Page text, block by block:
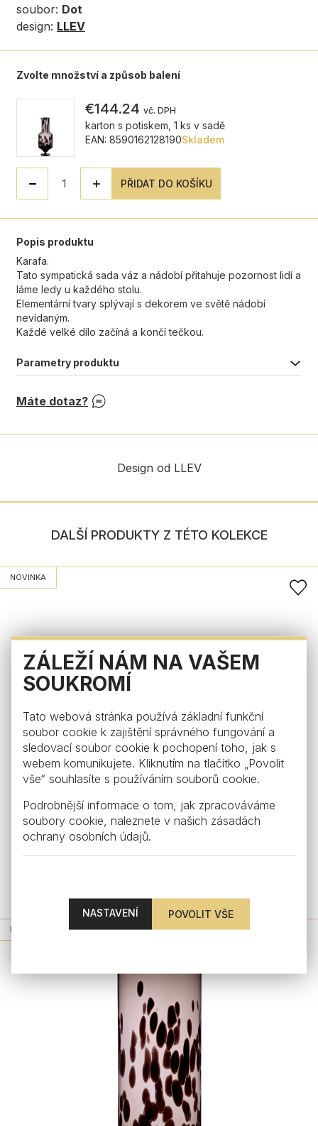
ZÁLEŽÍ NÁM NA VAŠEM
SOUKROMÍ
Tato webová stránka používá základní funkční
soubor cookie k zajištění správného fungování a
sledovací soubor cookie k pochopení toho, jak s
webem komunikujete. Kliknutím na tlačítko „Povolit
vše“ souhlasíte s používáním souborů cookie.
Podrobnější informace o tom, jak zpracováváme
soubory cookie, naleznete v našich zásadách
ochrany osobních údajů.
NASTAVENÍ
soubor: Dot
design: LLEV
Zvolte množství a způsob balení
€144.24 vč. DPH
karton s potiskem, 1 ks v sadě
EAN: 8590162128190Skladem
PŘIDAT DO KOŠÍKU
Popis produktu
Karafa.
Tato sympatická sada váz a nádobí přitahuje pozornost lidí a
láme ledy u každého stolu.
Elementární tvary splývají s dekorem ve světě nádobí
nevídaným.
Každé velké dílo začíná a končí tečkou.
Parametry produktu
Máte dotaz?
Design od LLEV
DALŠÍ PRODUKTY Z TÉTO KOLEKCE
NOVINKA
from €70
NOVINKA